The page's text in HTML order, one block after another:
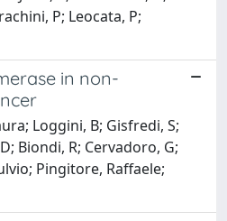
P; Leocata, P;
in non-
Loggini, B; Gisfredi, S;
Biondi, R; Cervadoro, G;
Pingitore, Raffaele;